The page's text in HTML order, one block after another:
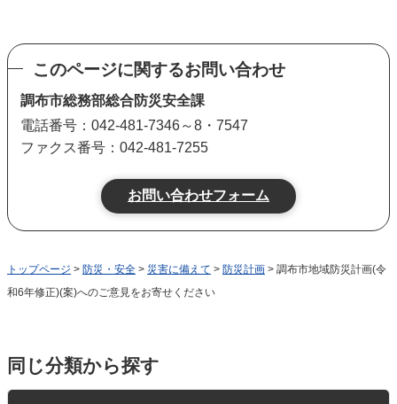
このページに関するお問い合わせ
調布市総務部総合防災安全課
電話番号：042-481-7346～8・7547
ファクス番号：042-481-7255
トップページ > 防災・安全 > 災害に備えて > 防災計画 > 調布市地域防災計画(令
和6年修正)(案)へのご意見をお寄せください
同じ分類から探す